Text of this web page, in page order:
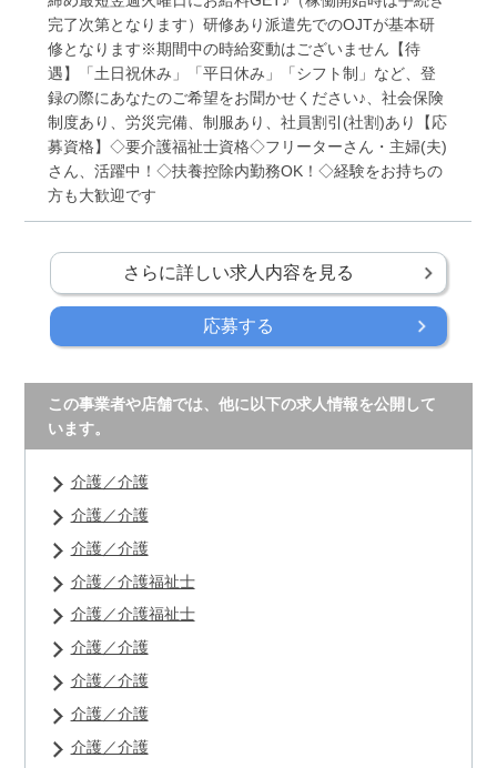
完了次第となります）研修あり派遣先でのOJTが基本研
修となります※期間中の時給変動はございません【待
遇】「土日祝休み」「平日休み」「シフト制」など、登
録の際にあなたのご希望をお聞かせください♪、社会保険
制度あり、労災完備、制服あり、社員割引(社割)あり【応
募資格】◇要介護福祉士資格◇フリーターさん・主婦(夫)
さん、活躍中！◇扶養控除内勤務OK！◇経験をお持ちの
方も大歓迎です
さらに詳しい求人内容を見る
応募する
この事業者や店舗では、他に以下の求人情報を公開して
います。
介護／介護
介護／介護
介護／介護
介護／介護福祉士
介護／介護福祉士
介護／介護
介護／介護
介護／介護
介護／介護